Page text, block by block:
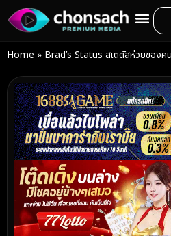
Home » Brad’s Status สเตตัสห่วยของ